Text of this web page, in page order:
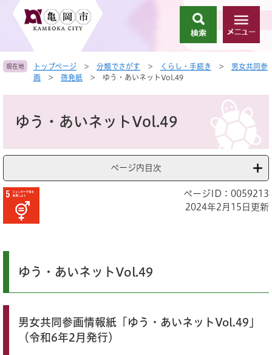
頭
す
飛
し
索
メ
ニ
ー
現在地 トップページ > 分類でさがす > くらし・手続き >
男女共同参
画
> 啓発紙 > ゆう・あいネットVol.49
ゆう・あいネットVol.49
ページ内目次
ページID：0059213
2024年2月15日更新
ゆう・あいネットVol.49
男女共同参画情報紙「ゆう・あいネットVol.49」
（令和6年2月発行）